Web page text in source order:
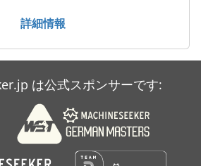
詳細情報
は公式スポンサーです: